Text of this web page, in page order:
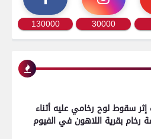
30000
130000
سقوط لوح رخامي عليه أثناء
رخام بقرية اللاهون في الفيوم